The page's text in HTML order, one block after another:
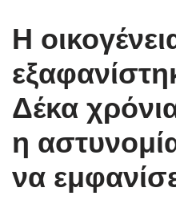
Η
Δέκα
η
να